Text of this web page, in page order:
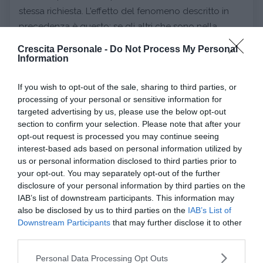
Crescita Personale - Do Not Process My Personal
Information
If you wish to opt-out of the sale, sharing to third parties, or
processing of your personal or sensitive information for
targeted advertising by us, please use the below opt-out
section to confirm your selection. Please note that after your
opt-out request is processed you may continue seeing
interest-based ads based on personal information utilized by
us or personal information disclosed to third parties prior to
your opt-out. You may separately opt-out of the further
disclosure of your personal information by third parties on the
IAB’s list of downstream participants. This information may
also be disclosed by us to third parties on the IAB’s List of
Downstream Participants that may further disclose it to other
Please note that this website/app uses one or more Google
Personal Data Processing Opt Outs
stessa richiesta. L'effetto del fenomeno descritto in
precedenza è questo: se gli altri che sono nella
stessa condizione non si attivano, io singolo, poco
coinvolto e poco responsabilizzato, non faccio nulla
proposero unesperimentodurante il quale il
partecipante improvvisamente ascoltava qualcuno
chiedere aiuto: alcuni credevano di essere i soli a
sentire la richiesta, altri la sentivano in due, l'ultimo
gruppo invece sapeva che almeno altre 4 persone
erano in ascolto. Nel primo caso l'88% dei
partecipanti chiese aiuto, le percentuali scendono a
62% e 31% rispettivamente nel secondo e nel terzo
gruppo.